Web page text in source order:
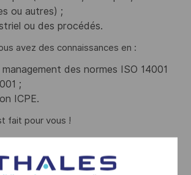
ou autres) ;
ou des procédés.
avez des connaissances en :
des normes ISO 14001
;
ICPE.
fait pour vous !
classique, vous participerez à